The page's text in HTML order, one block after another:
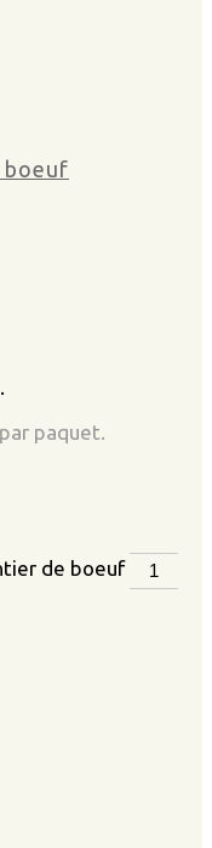
paquet.
de boeuf